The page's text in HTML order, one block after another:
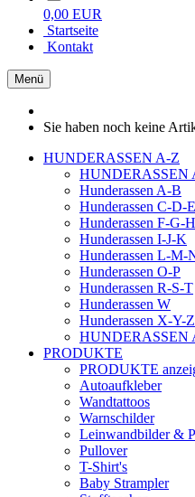
0,00 EUR
Startseite
Kontakt
Menü
Sie haben noch keine
HUNDERASSEN A-Z
HUNDERASSEN
Hunderassen A-B
Hunderassen C-D-E
Hunderassen F-G-H
Hunderassen I-J-K
Hunderassen L-M-
Hunderassen O-P
Hunderassen R-S-T
Hunderassen W
Hunderassen X-Y-Z
HUNDERASSEN
PRODUKTE
PRODUKTE
Autoaufkleber
Wandtattoos
Warnschilder
Leinwandbilder &
Pullover
T-Shirt's
Baby Strampler